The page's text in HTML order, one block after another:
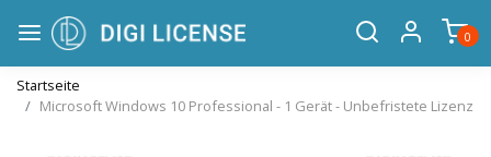
0
Startseite
Microsoft Windows 10 Professional - 1 Gerät - Unbefristete Lizenz